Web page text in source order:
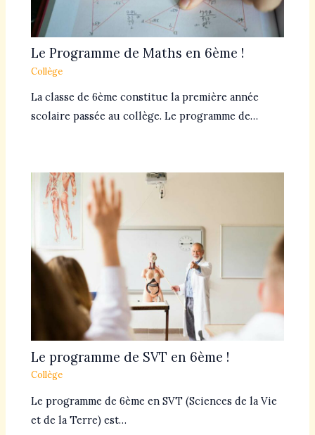
Le Programme de Maths en 6ème !
Collège
La classe de 6ème constitue la première année
scolaire passée au collège. Le programme de…
Le programme de SVT en 6ème !
Collège
Le programme de 6ème en SVT (Sciences de la Vie
et de la Terre) est…